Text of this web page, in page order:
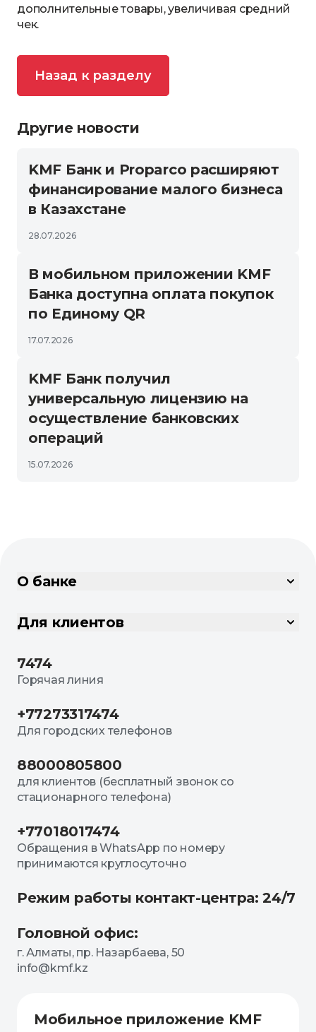
дополнительные товары, увеличивая средний
чек.
Назад к разделу
Другие новости
KMF Банк и Proparco расширяют
финансирование малого бизнеса
в Казахстане
28.07.2026
В мобильном приложении KMF
Банка доступна оплата покупок
по Единому QR
17.07.2026
KMF Банк получил
универсальную лицензию на
осуществление банковских
операций
15.07.2026
О банке
Для клиентов
7474
Горячая линия
+77273317474
Для городских телефонов
88000805800
для клиентов (бесплатный звонок со
стационарного телефона)
+77018017474
Обращения в WhatsApp по номеру
принимаются круглосуточно
Режим работы контакт-центра: 24/7
Головной офис:
г. Алматы, пр. Назарбаева, 50
info@kmf.kz
Мобильное приложение KMF